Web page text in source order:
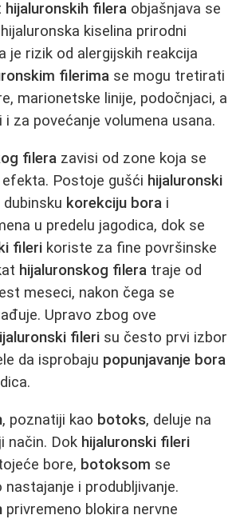
hijaluronskih filera objašnjava se
kiselina prirodni
je rizik od alergijskih reakcija
filerima se mogu tretirati
marionetske linije, podočnjaci, a
za povećanje volumena usana.
filera zavisi od zone koja se
Postoje gušći hijaluronski
korekciju bora i
u predelu jagodica, dok se
fileri koriste za fine površinske
hijaluronskog filera traje od
meseci, nakon čega se
Upravo zbog ove
fileri su često prvi izbor
da isprobaju popunjavanje bora
, poznatiji kao botoks, deluje na
način. Dok hijaluronski fileri
bore, botoksom se
i produbljivanje.
privremeno blokira nervne